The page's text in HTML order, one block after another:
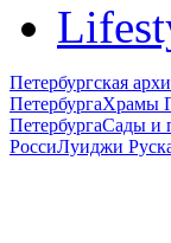
Петербургская
ПетербургаХрамы
ПетербургаСады и
РоссиЛуиджи